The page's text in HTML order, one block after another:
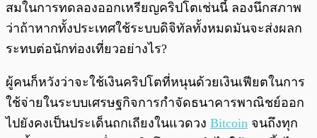
สมในการทดลองออกเหรียญคริปโตเช่นนี้ ลองนึกสภาพ
ว่าถ้าหากทั้งประเทศใช้ระบบดิจิทัลทั้งหมดมันจะส่งผลก
ระทบต่อนักท่องเที่ยวอย่างไร?
ผู้คนก็หวังว่าจะใช้เงินคริปโตที่หนุนด้วยเงินเฟียตในการ
ใช้จ่ายในระบบเศรษฐกิจการกำจัดธนาคารพาณิชย์ออก
ไปยังคงเป็นประเด็นถกเถียงในแวดวง Bitcoin จนถึงทุก